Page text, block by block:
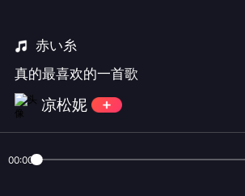
赤い糸
真的最喜欢的一首歌
凉松妮
00:00